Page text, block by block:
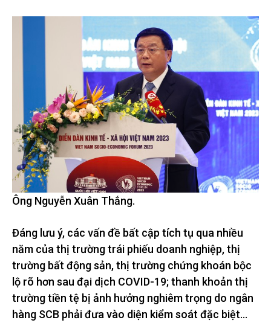
Ông Nguyễn Xuân Thắng.
Đáng lưu ý, các vấn đề bất cập tích tụ qua nhiều
năm của thị trường trái phiếu doanh nghiệp, thị
trường bất động sản, thị trường chứng khoán bộc
lộ rõ hơn sau đại dịch COVID-19; thanh khoản thị
trường tiền tệ bị ảnh hưởng nghiêm trọng do ngân
hàng SCB phải đưa vào diện kiểm soát đặc biệt…